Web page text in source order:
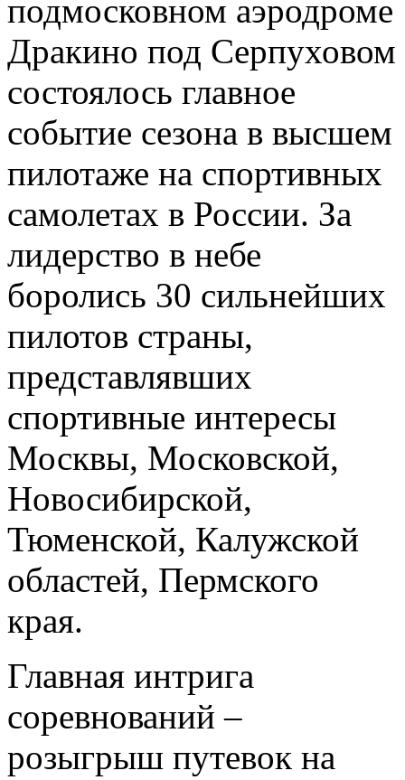
подмосковном аэродроме
Дракино под Серпуховом
состоялось главное
событие сезона в высшем
пилотаже на спортивных
самолетах в России. За
лидерство в небе
боролись 30 сильнейших
пилотов страны,
представлявших
спортивные интересы
Москвы, Московской,
Новосибирской,
Тюменской, Калужской
областей, Пермского
края.
Главная интрига
соревнований –
розыгрыш путевок на